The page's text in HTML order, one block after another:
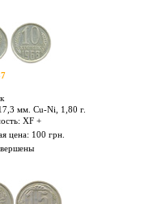
мм. Cu-Ni, 1,80 г.
XF +
цена: 650 грн.